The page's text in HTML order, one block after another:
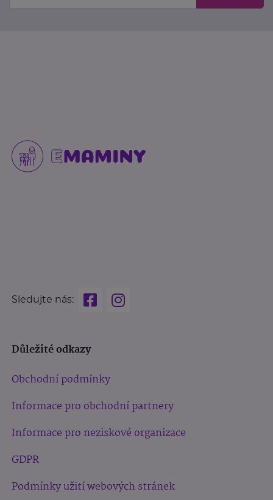
Sledujte nás:
Důležité odkazy
Obchodní podmínky
Informace pro obchodní partnery
Informace pro neziskové organizace
GDPR
Podmínky užití webových stránek